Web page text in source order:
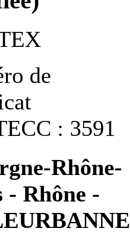
de
: 3591
Rhône-
- Rhône -